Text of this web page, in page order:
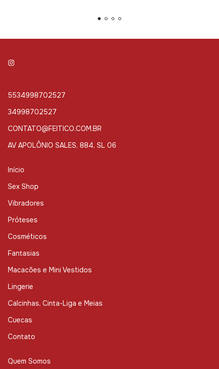
5534998702527
34998702527
CONTATO@FEITICO.COM.BR
AV APOLÔNIO SALES, 884, SL 06
Início
Sex Shop
Vibradores
Próteses
Cosméticos
Fantasias
Macacões e Mini Vestidos
Lingerie
Calcinhas, Cinta-Liga e Meias
Cuecas
Contato
Quem Somos